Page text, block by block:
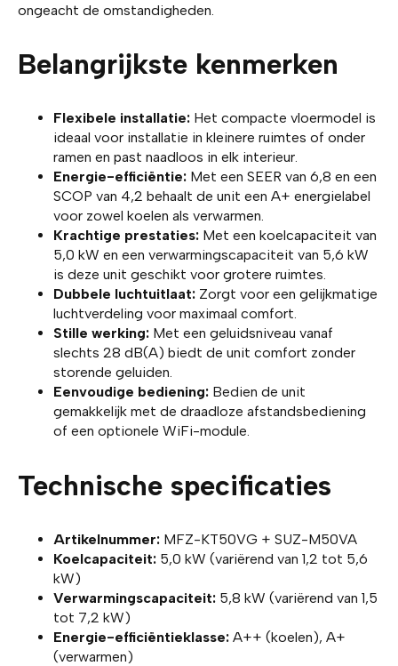
ongeacht de omstandigheden.
Belangrijkste kenmerken
Flexibele installatie: Het compacte vloermodel is
ideaal voor installatie in kleinere ruimtes of onder
ramen en past naadloos in elk interieur.
Energie-efficiëntie: Met een SEER van 6,8 en een
SCOP van 4,2 behaalt de unit een A+ energielabel
voor zowel koelen als verwarmen.
Krachtige prestaties: Met een koelcapaciteit van
5,0 kW en een verwarmingscapaciteit van 5,6 kW
is deze unit geschikt voor grotere ruimtes.
Dubbele luchtuitlaat: Zorgt voor een gelijkmatige
luchtverdeling voor maximaal comfort.
Stille werking: Met een geluidsniveau vanaf
slechts 28 dB(A) biedt de unit comfort zonder
storende geluiden.
Eenvoudige bediening: Bedien de unit
gemakkelijk met de draadloze afstandsbediening
of een optionele WiFi-module.
Technische specificaties
Artikelnummer: MFZ-KT50VG + SUZ-M50VA
Koelcapaciteit: 5,0 kW (variërend van 1,2 tot 5,6
kW)
Verwarmingscapaciteit: 5,8 kW (variërend van 1,5
tot 7,2 kW)
Energie-efficiëntieklasse: A++ (koelen), A+
(verwarmen)